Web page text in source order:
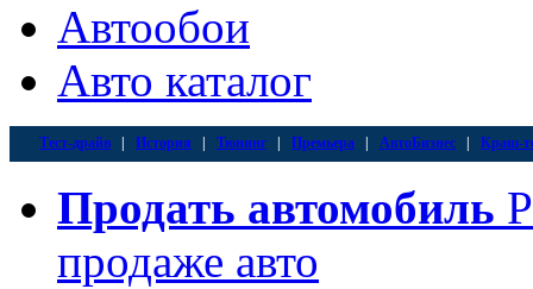
Автообои
Авто каталог
Тест-драйв История Тюнинг Премьера АвтоБизнес Краш-
Продать автомобиль
продаже авто